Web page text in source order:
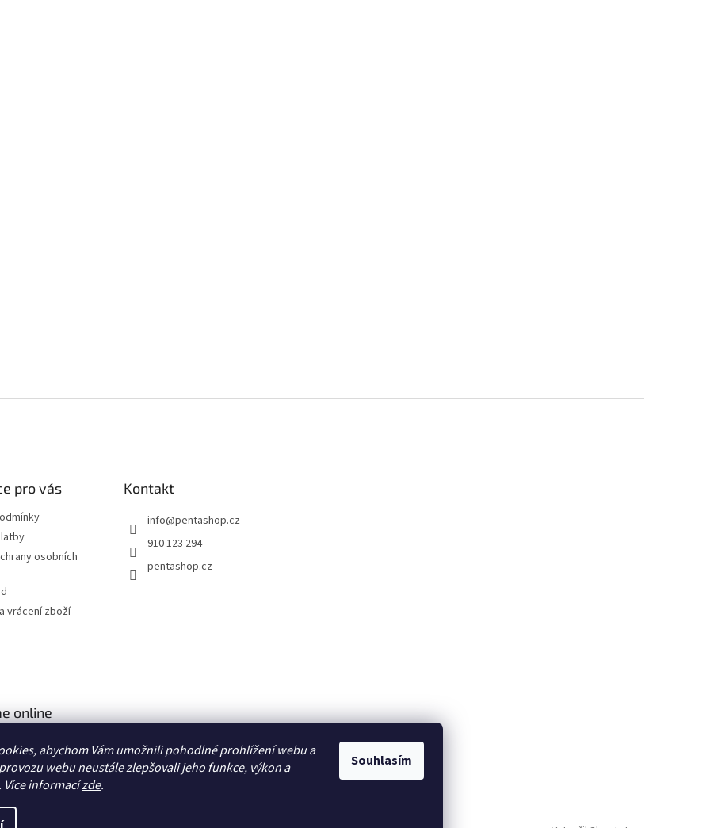
abychom Vám umožnili pohodlné prohlížení webu a
webu neustále zlepšovali jeho funkce, výkon a
informacízde.
Souhlasím
pro vás
osobních
vrácení zboží
Kontakt
info@pentashop.cz
910 123 294
pentashop.cz
online